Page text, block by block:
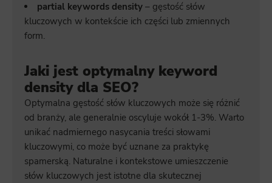
partial keywords density – gęstość słów
kluczowych w kontekście ich części lub zmiennych
form.
Jaki jest optymalny keyword
density dla SEO?
Optymalna gęstość słów kluczowych może się różnić
od branży, ale generalnie oscyluje wokół 1-3%. Warto
unikać nadmiernego nasycania treści słowami
kluczowymi, co może być uznane za praktykę
spamerską. Naturalne i kontekstowe umieszczenie
słów kluczowych jest istotne dla skutecznej